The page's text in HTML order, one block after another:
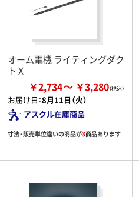
オーム電機 ライティングダク
トＸ
￥2,734 ￥3,280
お届け日：8月11日（火）
アスクル在庫商品
寸法・販売単位違いの商品が3商品あります